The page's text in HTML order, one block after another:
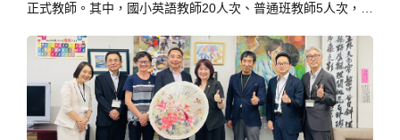
正式教師。其中，國小英語教師20人次、普通班教師5人次，以